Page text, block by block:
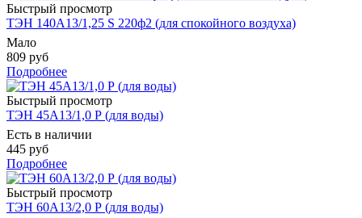
Быстрый просмотр
ТЭН 140А13/1,25 S 220ф2 (для спокойного воздуха)
Мало
809 руб
Подробнее
Быстрый просмотр
ТЭН 45А13/1,0 Р (для воды)
Есть в наличии
445 руб
Подробнее
Быстрый просмотр
ТЭН 60А13/2,0 Р (для воды)